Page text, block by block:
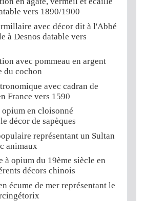
vers 1890/1900
avec décor dit à l'Abbé
à Desnos datable vers
avec pommeau en argent
du cochon
avec cadran de
France vers 1590
en cloisonné
décor de sapèques
représentant un Sultan
animaux
à opium du 19ème siècle en
décors chinois
écume de mer représentant le